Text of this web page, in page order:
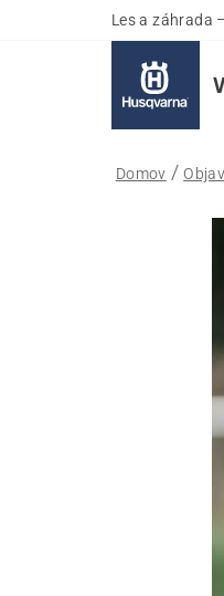
Les a záhrada –
Domov